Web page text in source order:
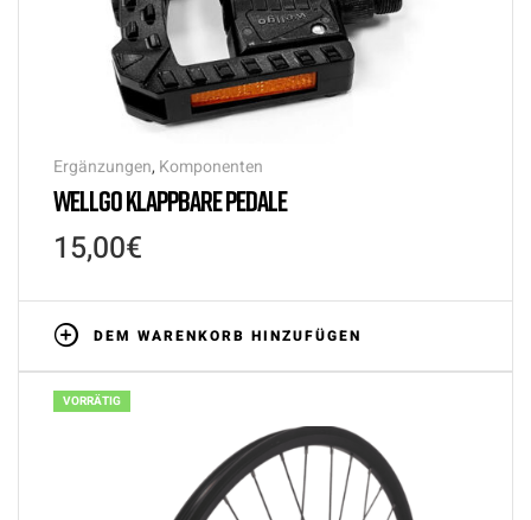
Ergänzungen, Komponenten
WELLGO KLAPPBARE PEDALE
15,00€
DEM WARENKORB HINZUFÜGEN
VORRÄTIG